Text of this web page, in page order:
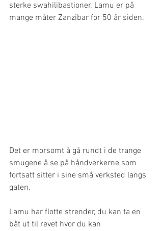
sterke swahilibastioner. Lamu er på
mange måter Zanzibar for 50 år siden.
Det er morsomt å gå rundt i de trange
smugene å se på håndverkerne som
fortsatt sitter i sine små verksted langs
gaten.
Lamu har flotte strender, du kan ta en
båt ut til revet hvor du kan